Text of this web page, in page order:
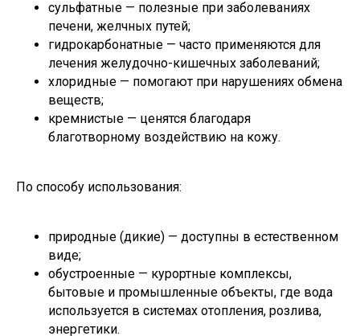
сульфатные — полезные при заболеваниях
печени, желчных путей;
гидрокарбонатные — часто применяются для
лечения желудочно-кишечных заболеваний;
хлоридные — помогают при нарушениях обмена
веществ;
кремнистые — ценятся благодаря
благотворному воздействию на кожу.
По способу использования:
природные (дикие) — доступны в естественном
виде;
обустроенные — курортные комплексы,
бытовые и промышленные объекты, где вода
используется в системах отопления, розлива,
энергетики.